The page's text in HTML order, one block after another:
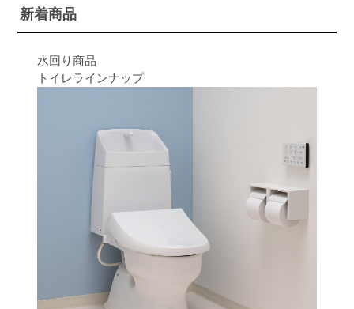
新着商品
水回り商品
トイレラインナップ